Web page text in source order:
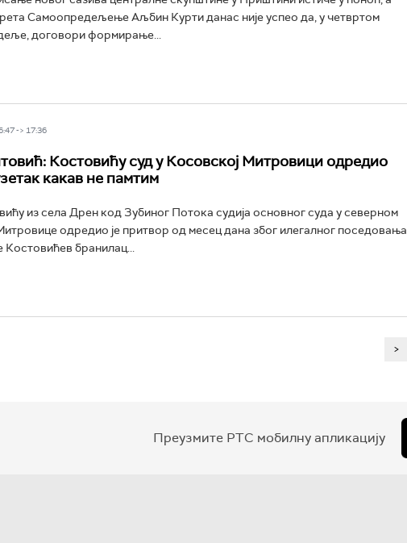
Самоопредељење Аљбин Курти данас није успео да, у четвртом
договори формирање...
-> 17:36
Костовићу суд у Косовској Митровици одредио
какав не памтим
из села Дрен код Зубиног Потока судија основног суда у северном
одредио је притвор од месец дана због илегалног поседовања
Костовићев бранилац...
>
Преузмите РТС мобилну апликацију